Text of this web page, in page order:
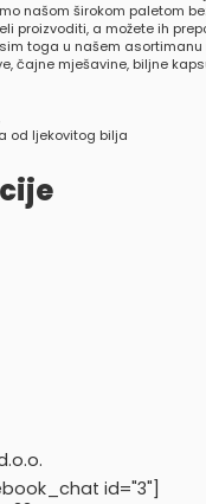
našom širokom paletom
proizvoditi, a možete ih
toga u našem
čajne mješavine, biljne
od ljekovitog bilja
id="3"]